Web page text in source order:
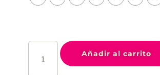
Añadir al carrito